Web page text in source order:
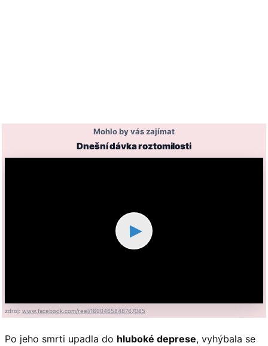
Mohlo by vás zajímat
Dnešní dávka roztomilosti
▶
zdroj: www.facebook.com/reel/1690465848767085
Po jeho smrti upadla do hluboké deprese, vyhýbala se